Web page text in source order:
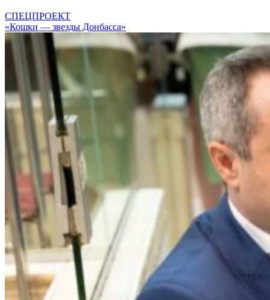
СПЕЦПРОЕКТ
«Кошки — звезды Донбасса»